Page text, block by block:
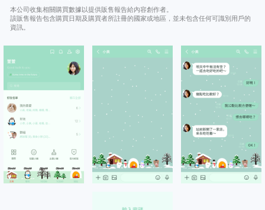
本公司收集相關購買數據以提供販售報告給內容創作者。
該販售報告包含購買日期及購買者所註冊的國家或地區，並未包含任何可識別用戶的
資訊。